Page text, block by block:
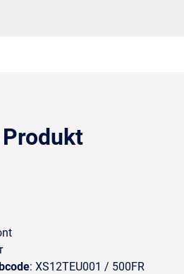
: XS12TEU001 / 500FR